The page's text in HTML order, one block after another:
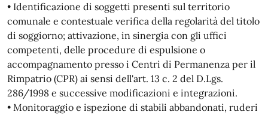
• Identificazione di soggetti presenti sul territorio
comunale e contestuale verifica della regolarità del titolo
di soggiorno; attivazione, in sinergia con gli uffici
competenti, delle procedure di espulsione o
accompagnamento presso i Centri di Permanenza per il
Rimpatrio (CPR) ai sensi dell'art. 13 c. 2 del D.Lgs.
286/1998 e successive modificazioni e integrazioni.
• Monitoraggio e ispezione di stabili abbandonati, ruderi